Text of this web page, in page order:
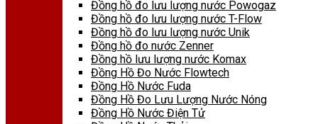
Đồng hồ đo lưu lượng nước Powogaz
Đồng hồ đo lưu lượng nước T-Flow
Đồng hồ đo lưu lượng nước Unik
Đồng hồ đo nước Zenner
Đồng hồ lưu lượng nước Komax
Đồng Hồ Đo Nước Flowtech
Đồng Hồ Nước Fuda
Đồng Hồ Đo Lưu Lượng Nước Nóng
Đồng Hồ Nước Điện Tử